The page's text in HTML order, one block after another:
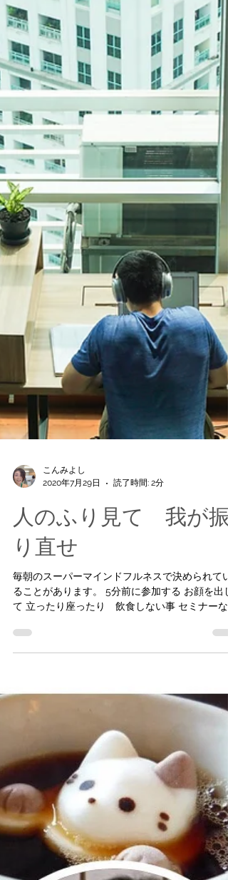
こんみよし
2020年7月29日
読了時間: 2分
人のふり見て 我が振
毎朝のスーパーマインドフルネスで決められてい
ることがあります。 5分前に参加する お顔を出し
て 立ったり座ったり 飲食しない事 セミナーな
で当たり前なのでしょうが、 zoomという事もあ
り、長いときはトイレに立ったりもしておりまし